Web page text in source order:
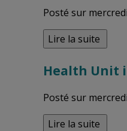
Posté sur
Lire la suite
Health Unit
Posté sur
Lire la suite